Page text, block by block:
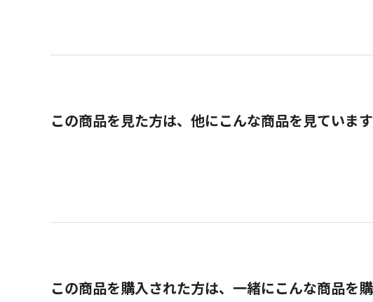
この商品を見た方は、他にこんな商品を見ています
この商品を購入された方は、一緒にこんな商品を購